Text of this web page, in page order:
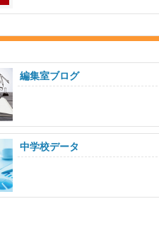
編集室ブログ
中学校データ